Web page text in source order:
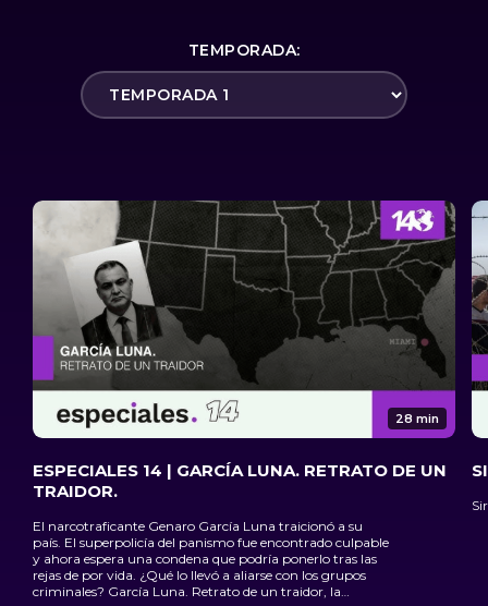
TEMPORADA:
28 min
ESPECIALES 14 | GARCÍA LUNA. RETRATO DE UN
TRAIDOR.
El narcotraficante Genaro García Luna traicionó a su
país. El superpolicía del panismo fue encontrado culpable
y ahora espera una condena que podría ponerlo tras las
rejas de por vida. ¿Qué lo llevó a aliarse con los grupos
criminales? García Luna. Retrato de un traidor, la